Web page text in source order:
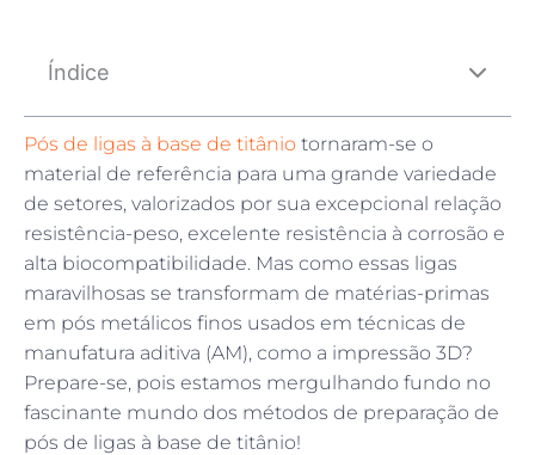
Índice
Pós de ligas à base de titânio tornaram-se o
material de referência para uma grande variedade
de setores, valorizados por sua excepcional relação
resistência-peso, excelente resistência à corrosão e
alta biocompatibilidade. Mas como essas ligas
maravilhosas se transformam de matérias-primas
em pós metálicos finos usados em técnicas de
manufatura aditiva (AM), como a impressão 3D?
Prepare-se, pois estamos mergulhando fundo no
fascinante mundo dos métodos de preparação de
pós de ligas à base de titânio!